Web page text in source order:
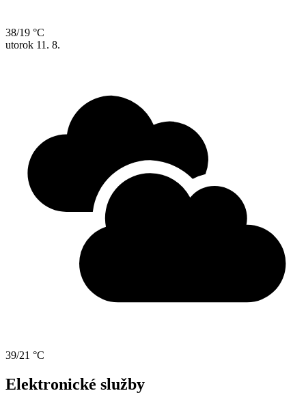
38/19 °C
utorok 11. 8.
39/21 °C
Elektronické služby